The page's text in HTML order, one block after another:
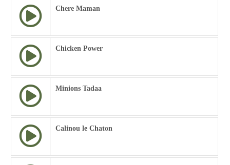
Chere Maman
Chicken Power
Minions Tadaa
Calinou le Chaton